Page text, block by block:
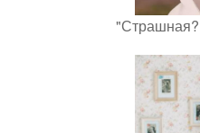
"Страшная?